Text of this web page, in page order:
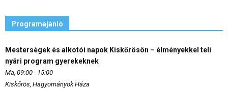
Programajánló
Mesterségek és alkotói napok Kiskőrösön – élményekkel teli
nyári program gyerekeknek
Ma, 09:00 - 15:00
Kiskőrös, Hagyományok Háza